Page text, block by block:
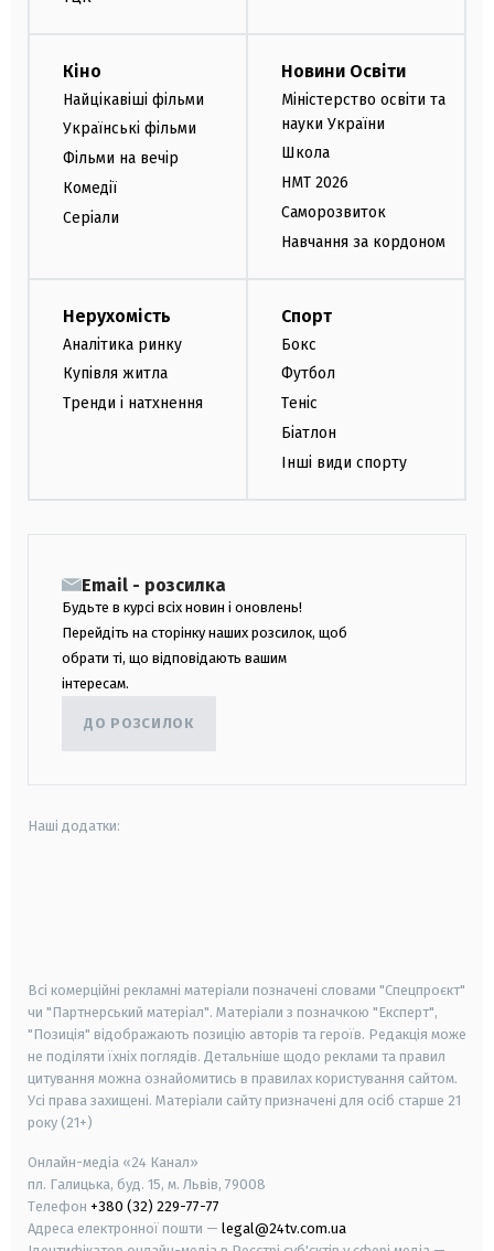
Кіно
Найцікавіші фільми
Українські фільми
Фільми на вечір
Комедії
Серіали
Новини Освіти
Міністерство освіти та
науки України
Школа
НМТ 2026
Саморозвиток
Навчання за кордоном
Нерухомість
Аналітика ринку
Купівля житла
Тренди і натхнення
Спорт
Бокс
Футбол
Теніс
Біатлон
Інші види спорту
Email - розсилка
Будьте в курсі всіх новин і оновлень!
Перейдіть на сторінку наших розсилок, щоб
обрати ті, що відповідають вашим
інтересам.
ДО РОЗСИЛОК
Наші додатки:
Всі комерційні рекламні матеріали позначені словами "Спецпроєкт"
чи "Партнерський матеріал". Матеріали з позначкою "Експерт",
"Позиція" відображають позицію авторів та героїв. Редакція може
не поділяти їхніх поглядів. Детальніше щодо реклами та правил
цитування можна ознайомитись в правилах користування сайтом.
Усі права захищені. Матеріали сайту призначені для осіб старше 21
року (21+)
Онлайн-медіа «24 Канал»
пл. Галицька, буд. 15, м. Львів, 79008
Телефон +380 (32) 229-77-77
Адреса електронної пошти — legal@24tv.com.ua